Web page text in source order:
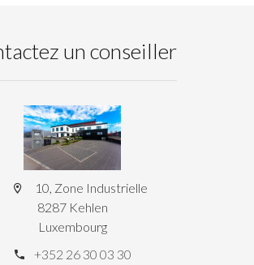
un conseiller
10, Zone Industrielle
8287 Kehlen
Luxembourg
+352 26 30 03 30